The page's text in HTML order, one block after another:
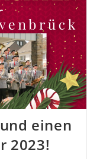
einen
2023!